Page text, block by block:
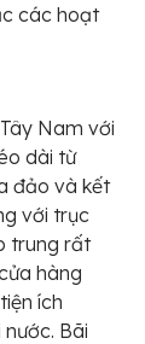
các hoạt
Nam với
dài từ
đảo và kết
với trục
trung rất
hàng
ích
Bãi